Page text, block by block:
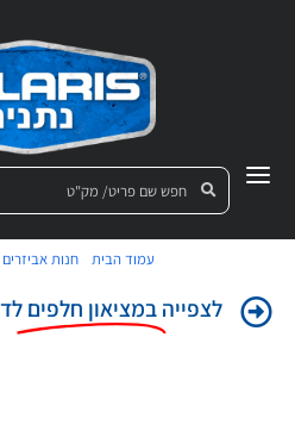
עמוד הבית חנות אביזרים
לצפייהבמציאון חלפים